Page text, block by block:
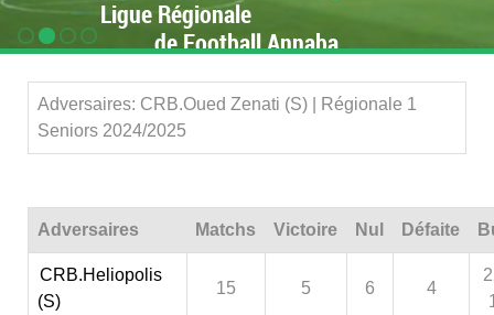
Ligue Régionale
de Football Annaba
Adversaires: CRB.Oued Zenati (S) | Régionale 1
Seniors 2024/2025
Adversaires Matchs Victoire Nul Défaite
CRB.Heliopolis
(S)
15 5 6 4